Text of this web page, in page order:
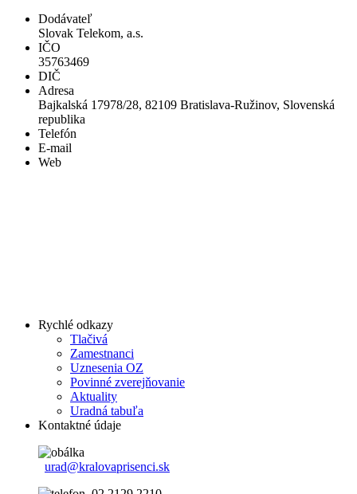
Dodávateľ
Slovak Telekom, a.s.
IČO
35763469
DIČ
Adresa
Bajkalská 17978/28, 82109 Bratislava-Ružinov, Slovenská
republika
Telefón
E-mail
Web
Rychlé odkazy
Tlačivá
Zamestnanci
Uznesenia OZ
Povinné zverejňovanie
Aktuality
Uradná tabuľa
Kontaktné údaje
urad@kralovaprisenci.sk